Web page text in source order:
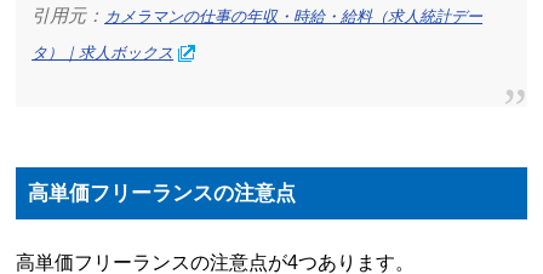
引用元： カメラマンの仕事の年収・時給・給料（求人統計デー
タ）｜求人ボックス
高単価フリーランスの注意点
高単価フリーランスの注意点が4つあります。